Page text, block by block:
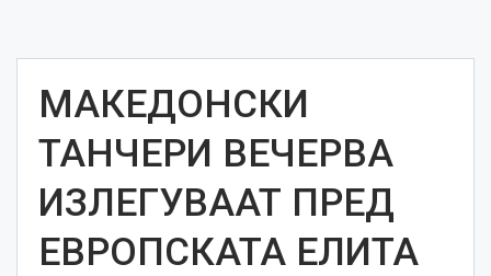
МАКЕДОНСКИ
ТАНЧЕРИ ВЕЧЕРВА
ИЗЛЕГУВААТ ПРЕД
ЕВРОПСКАТА ЕЛИТА